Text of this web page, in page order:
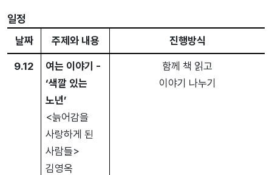
일정
날짜 주제와 내용 진행방식
9.12
여는 이야기 -
‘색깔 있는
노년’
<늙어감을
사랑하게 된
사람들>
김영옥
함께 책 읽고
이야기 나누기